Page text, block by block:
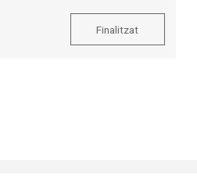
Finalitzat